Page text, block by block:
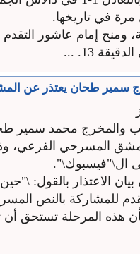
مرة في تاريخها.
ومنح إمام عاشور
13. ...
سمير طحان يعتذر عن
والمخرج محمد سمير
المسرحي الفرعي،
ال\"فيسبوك\".
بيان الاعتذار بالقول:
للمشاركة بالنص
هذه المرحلة تستحق أن